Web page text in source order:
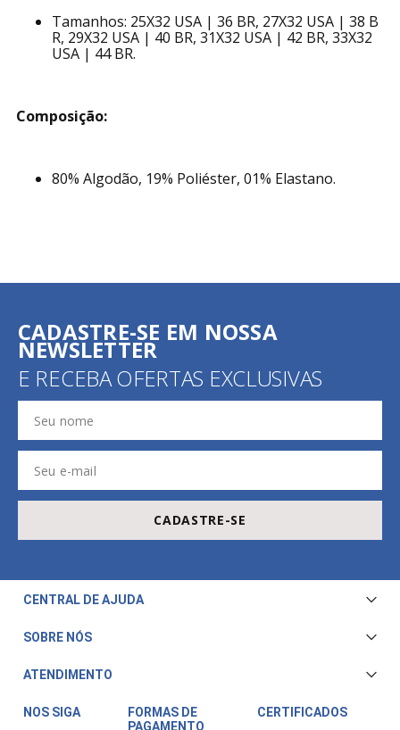
Tamanhos: 25X32 USA | 36 BR, 27X32 USA | 38 B
R, 29X32 USA | 40 BR, 31X32 USA | 42 BR, 33X32
USA | 44 BR.
Composição:
80% Algodão, 19% Poliéster, 01% Elastano.
CADASTRE-SE EM NOSSA
NEWSLETTER
E RECEBA OFERTAS EXCLUSIVAS
CADASTRE-SE
CENTRAL DE AJUDA
Central de Atendimento
Trocas e Devoluções
Fale Conosco
SOBRE NÓS
ATENDIMENTO
NOS SIGA
FORMAS DE
PAGAMENTO
CERTIFICADOS